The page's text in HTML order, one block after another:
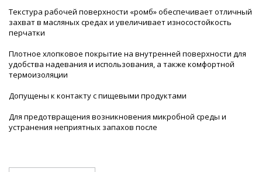
Текстура рабочей поверхности «ромб» обеспечивает отличный
захват в масляных средах и увеличивает износостойкость
перчатки
Плотное хлопковое покрытие на внутренней поверхности для
удобства надевания и использования, а также комфортной
термоизоляции
Допущены к контакту с пищевыми продуктами
Для предотвращения возникновения микробной среды и
устранения неприятных запахов после